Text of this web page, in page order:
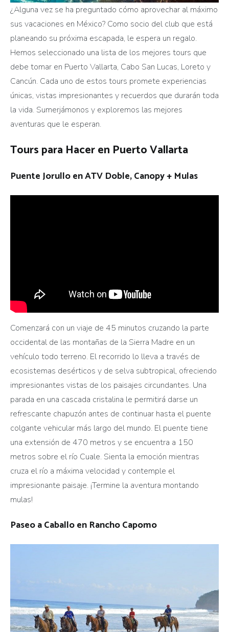
¿Alguna vez se ha preguntado cómo aprovechar al máximo
sus vacaciones en México? Como socio del club que está
planeando su próxima escapada, le espera un regalo.
Hemos seleccionado una lista de los mejores tours que
debe tomar en Puerto Vallarta, Cabo San Lucas, Loreto y
Cancún. Cada uno de estos tours promete experiencias
únicas, vistas impresionantes y recuerdos que durarán toda
la vida. Sumerjámonos y exploremos las mejores
aventuras que le esperan.
Tours para Hacer en Puerto Vallarta
Puente Jorullo en ATV Doble, Canopy + Mulas
Comenzará con un viaje de 45 minutos cruzando la parte
occidental de las montañas de la Sierra Madre en un
vehículo todo terreno. El recorrido lo lleva a través de
ecosistemas desérticos y de selva subtropical, ofreciendo
impresionantes vistas de los paisajes circundantes. Una
parada en una cascada cristalina le permitirá darse un
refrescante chapuzón antes de continuar hasta el puente
colgante vehicular más largo del mundo. El puente tiene
una extensión de 470 metros y se encuentra a 150
metros sobre el río Cuale. Sienta la emoción mientras
cruza el río a máxima velocidad y contemple el
impresionante paisaje. ¡Termine la aventura montando
mulas!
Paseo a Caballo en Rancho Capomo